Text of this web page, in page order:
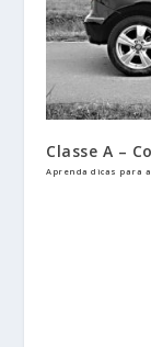
Classe A –
Aprenda dicas para